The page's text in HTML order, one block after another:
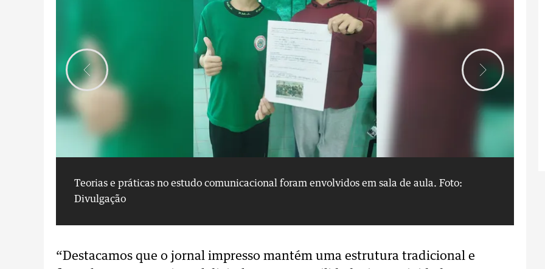
Teorias e práticas no estudo comunicacional foram envolvidos em sala de aula. Foto:
Divulgação
“Destacamos que o jornal impresso mantém uma estrutura tradicional e